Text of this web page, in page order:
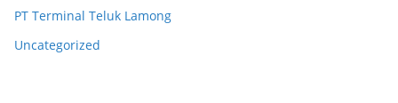
PT Terminal Teluk Lamong
Uncategorized